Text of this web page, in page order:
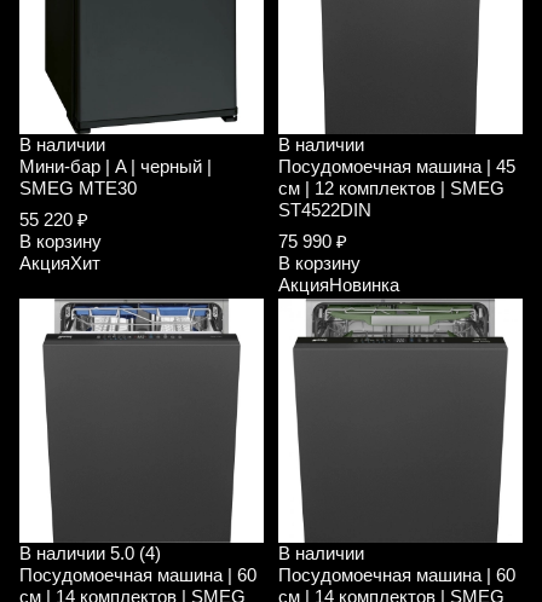
В наличии
Мини-бар | A | черный |
SMEG MTE30
55 220 ₽
В корзину
АкцияХит
В наличии
Посудомоечная машина | 45
см | 12 комплектов | SMEG
ST4522DIN
75 990 ₽
В корзину
АкцияНовинка
В наличии 5.0 (4)
Посудомоечная машина | 60
см | 14 комплектов | SMEG
В наличии
Посудомоечная машина | 60
см | 14 комплектов | SMEG